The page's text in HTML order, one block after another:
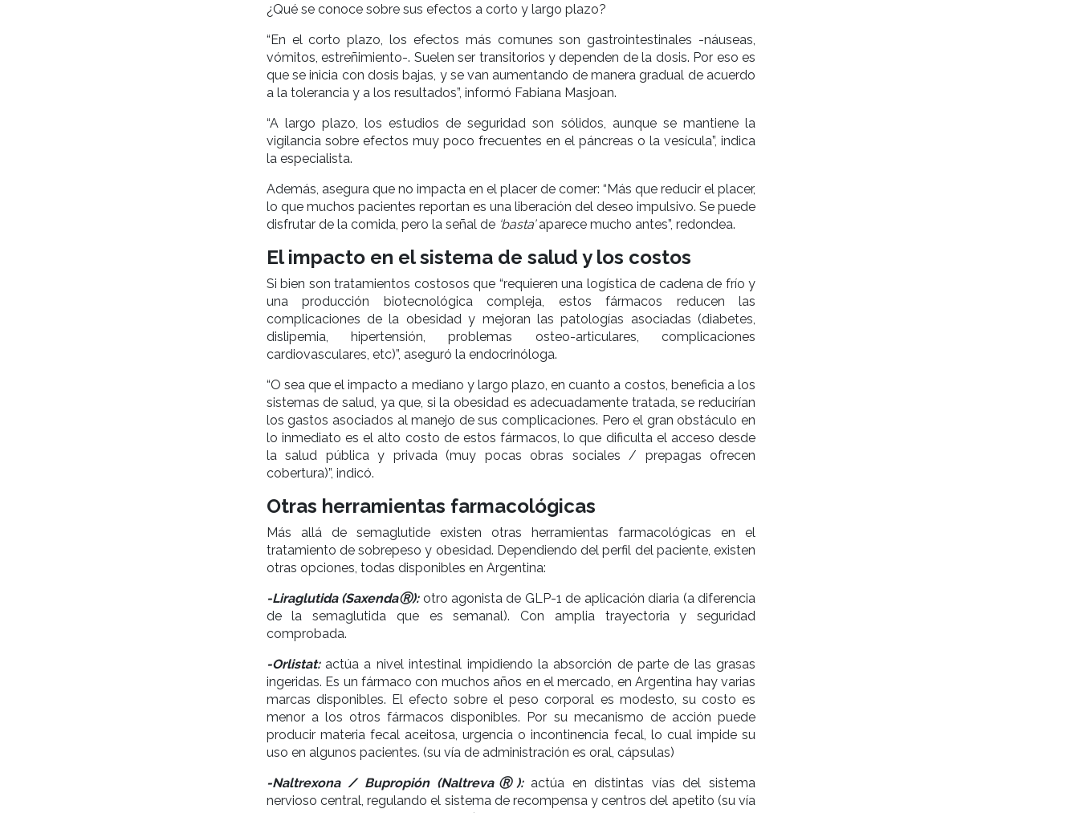
¿Qué se conoce sobre sus efectos a corto y largo plazo?
“En el corto plazo, los efectos más comunes son gastrointestinales -náuseas,
vómitos, estreñimiento-. Suelen ser transitorios y dependen de la dosis. Por eso es
que se inicia con dosis bajas, y se van aumentando de manera gradual de acuerdo
a la tolerancia y a los resultados”, informó Fabiana Masjoan.
“A largo plazo, los estudios de seguridad son sólidos, aunque se mantiene la
vigilancia sobre efectos muy poco frecuentes en el páncreas o la vesícula”, indica
la especialista.
Además, asegura que no impacta en el placer de comer: “Más que reducir el placer,
lo que muchos pacientes reportan es una liberación del deseo impulsivo. Se puede
disfrutar de la comida, pero la señal de ‘basta’aparece mucho antes”, redondea.
El impacto en el sistema de salud y los costos
Si bien son tratamientos costosos que “requieren una logística de cadena de frío y
una producción biotecnológica compleja, estos fármacos reducen las
complicaciones de la obesidad y mejoran las patologías asociadas (diabetes,
dislipemia, hipertensión, problemas osteo-articulares, complicaciones
cardiovasculares, etc)”, aseguró la endocrinóloga.
“O sea que el impacto a mediano y largo plazo, en cuanto a costos, beneficia a los
sistemas de salud, ya que, si la obesidad es adecuadamente tratada, se reducirían
los gastos asociados al manejo de sus complicaciones. Pero el gran obstáculo en
lo inmediato es el alto costo de estos fármacos, lo que dificulta el acceso desde
la salud pública y privada (muy pocas obras sociales / prepagas ofrecen
cobertura)”, indicó.
Otras herramientas farmacológicas
Más allá de semaglutide existen otras herramientas farmacológicas en el
tratamiento de sobrepeso y obesidad. Dependiendo del perfil del paciente, existen
otras opciones, todas disponibles en Argentina:
-Liraglutida (SaxendaⓇ):otro agonista de GLP-1 de aplicación diaria (a diferencia
de la semaglutida que es semanal). Con amplia trayectoria y seguridad
comprobada.
-Orlistat: actúa a nivel intestinal impidiendo la absorción de parte de las grasas
ingeridas. Es un fármaco con muchos años en el mercado, en Argentina hay varias
marcas disponibles. El efecto sobre el peso corporal es modesto, su costo es
menor a los otros fármacos disponibles. Por su mecanismo de acción puede
producir materia fecal aceitosa, urgencia o incontinencia fecal, lo cual impide su
uso en algunos pacientes. (su vía de administración es oral, cápsulas)
-Naltrexona / Bupropión (NaltrevaⓇ):actúa en distintas vías del sistema
nervioso central, regulando el sistema de recompensa y centros del apetito (su vía